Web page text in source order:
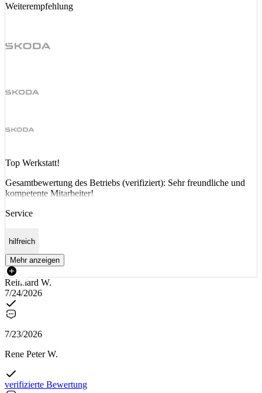
Weiterempfehlung
Top Werkstatt!
Gesamtbewertung des Betriebs (verifiziert): Sehr freundliche und
kompetente Mitarbeiter!
Service
hilfreich
Mehr anzeigen
Reinhard W.
7/24/2026
7/23/2026
Rene Peter W.
verifizierte Bewertung